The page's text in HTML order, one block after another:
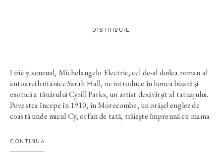
DISTRIBUIE
Liric şi senzual, Michelangelo Electric, cel de-al doilea roman al
autoarei britanice Sarah Hall, ne introduce în lumea bizară şi
exotică a tânărului Cyrill Parks, un artist desăvîrşit al tatuajului.
Povestea începe în 1910, în Morecombe, un orăşel englez de
coastă unde micul Cy, orfan de tată, trăieşte împreună cu mama
nu fie dezgustat de spectacolul mizeriei umane. Adolescent
fiind, băiatul devine ucenicul lui Eliot Riley, un beţiv notoriu cu
CONTINUĂ